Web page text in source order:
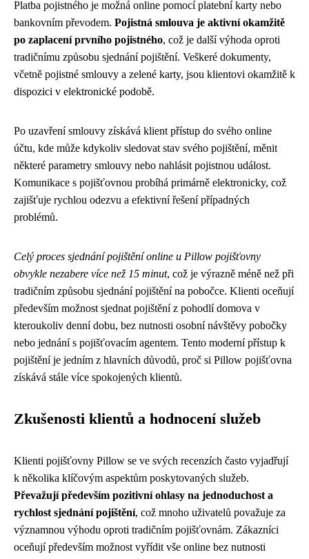
Platba pojistného je možná online pomocí platební karty nebo
bankovním převodem. Pojistná smlouva je aktivní okamžitě
po zaplacení prvního pojistného, což je další výhoda oproti
tradičnímu způsobu sjednání pojištění. Veškeré dokumenty,
včetně pojistné smlouvy a zelené karty, jsou klientovi okamžitě k
dispozici v elektronické podobě.
Po uzavření smlouvy získává klient přístup do svého online
účtu, kde může kdykoliv sledovat stav svého pojištění, měnit
některé parametry smlouvy nebo nahlásit pojistnou událost.
Komunikace s pojišťovnou probíhá primárně elektronicky, což
zajišťuje rychlou odezvu a efektivní řešení případných
problémů.
Celý proces sjednání pojištění online u Pillow pojišťovny
obvykle nezabere více než 15 minut, což je výrazně méně než při
tradičním způsobu sjednání pojištění na pobočce. Klienti oceňují
především možnost sjednat pojištění z pohodlí domova v
kteroukoliv denní dobu, bez nutnosti osobní návštěvy pobočky
nebo jednání s pojišťovacím agentem. Tento moderní přístup k
pojištění je jedním z hlavních důvodů, proč si Pillow pojišťovna
získává stále více spokojených klientů.
Zkušenosti klientů a hodnocení služeb
Klienti pojišťovny Pillow se ve svých recenzích často vyjadřují
k několika klíčovým aspektům poskytovaných služeb.
Převažují především pozitivní ohlasy na jednoduchost a
rychlost sjednání pojištění, což mnoho uživatelů považuje za
významnou výhodu oproti tradičním pojišťovnám. Zákazníci
oceňují především možnost vyřídit vše online bez nutnosti